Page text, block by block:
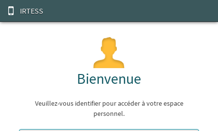
IRTESS
Bienvenue
Veuillez-vous identifier pour accéder à votre espace
personnel.